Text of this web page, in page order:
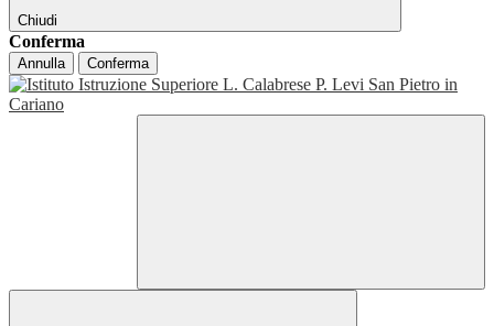
Chiudi
Conferma
Annulla Conferma